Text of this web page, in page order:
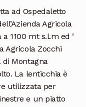
ad Ospedaletto
Agricola
1100 mt s.l.m ed ‘
Agricola Zocchi
Montagna
La lenticchia è
utilizzata per
e un piatto